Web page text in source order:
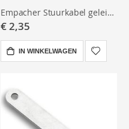
Empacher Stuurkabel geleider, messing
€ 2,35
IN WINKELWAGEN